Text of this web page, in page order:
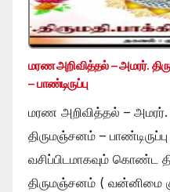
மரண அறிவித்தல் – அமரர்.
– பாண்டிருப்பு
மரண அறிவித்தல் – அமரர்.
திருமஞ்சனம் –
வசிப்பிடமாகவும் கொண்ட
திருமஞ்சனம் ( வன்னிமை